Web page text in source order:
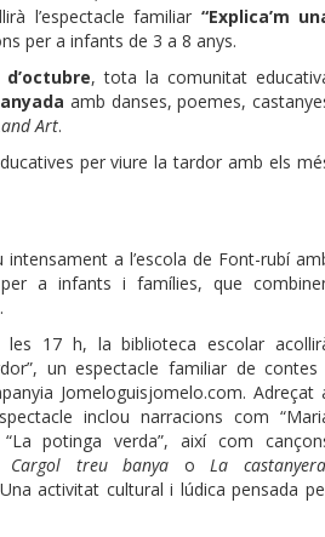
l’espectacle familiar “Explica’m
per a infants de 3 a 8 anys.
, tota la comunitat
amb danses, poemes,
Art.
per viure la tardor amb els
intensament a l’escola de Font-rubí
a infants i famílies, que
les 17 h, la biblioteca escolar
un espectacle familiar de
Jomeloguisjomelo.com. Adreçat
inclou narracions com
potinga verda”, així com
Cargol treu banya oLa castanyera
activitat cultural i lúdica pensada